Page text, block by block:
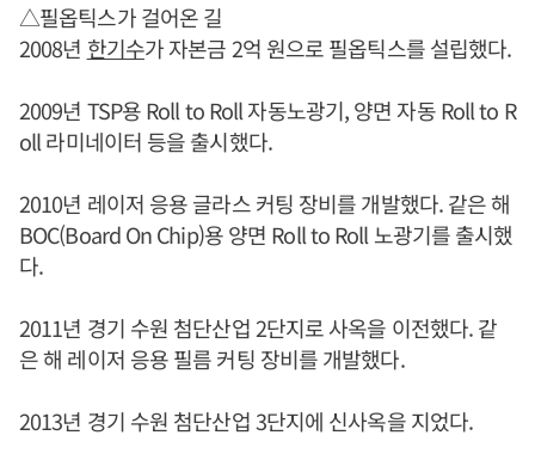
△필옵틱스가 걸어온 길
2008년 한기수가 자본금 2억 원으로 필옵틱스를 설립했다.
2009년 TSP용 Roll to Roll 자동노광기, 양면 자동 Roll to R
oll 라미네이터 등을 출시했다.
2010년 레이저 응용 글라스 커팅 장비를 개발했다. 같은 해
BOC(Board On Chip)용 양면 Roll to Roll 노광기를 출시했
다.
2011년 경기 수원 첨단산업 2단지로 사옥을 이전했다. 같
은 해 레이저 응용 필름 커팅 장비를 개발했다.
2013년 경기 수원 첨단산업 3단지에 신사옥을 지었다.